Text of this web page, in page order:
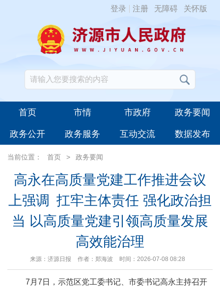
登录 注册 无障碍 关怀版
首页 市情 市政府 政务要闻
政务公开 政务服务 互动交流 数据发布
当前位置： 首页 > 政务要闻
高永在高质量党建工作推进会议
上强调 扛牢主体责任 强化政治担
当 以高质量党建引领高质量发展
高效能治理
来源：济源日报 作者：郑海波 时间：2026-07-08 08:28
7月7日，示范区党工委书记、市委书记高永主持召开